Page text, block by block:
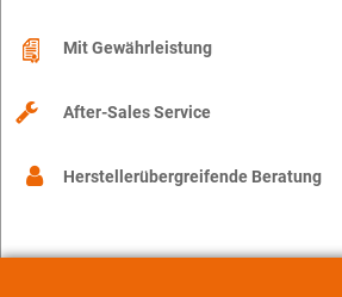
Mit Gewährleistung
After-Sales Service
Herstellerübergreifende Beratung